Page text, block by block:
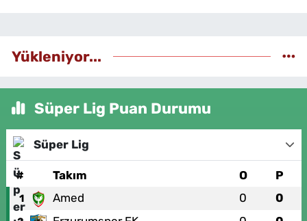
Yükleniyor...
Süper Lig Puan Durumu
Süper Lig
# Takım O P
1 Amed 0 0